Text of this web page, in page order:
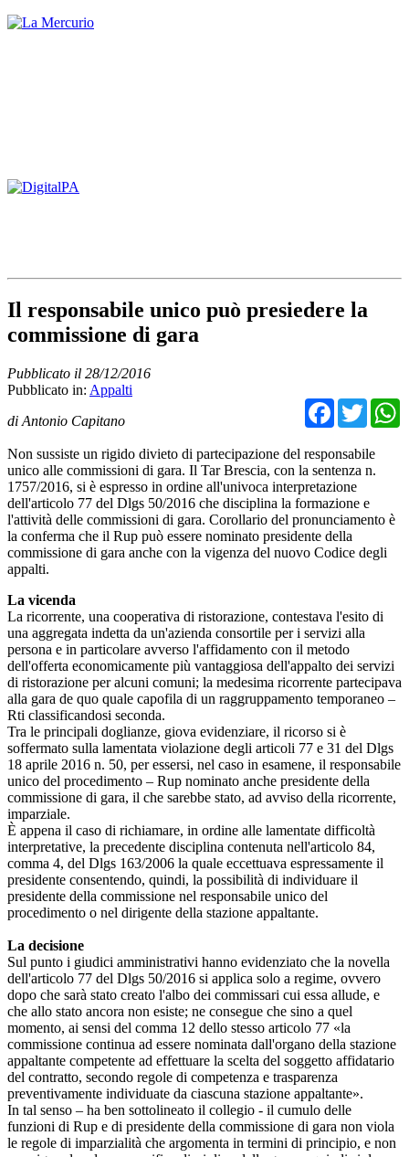
Il responsabile unico può presiedere la
commissione di gara
Pubblicato il 28/12/2016
Pubblicato in: Appalti
di Antonio Capitano
Non sussiste un rigido divieto di partecipazione del responsabile
unico alle commissioni di gara. Il Tar Brescia, con la sentenza n.
1757/2016, si è espresso in ordine all'univoca interpretazione
dell'articolo 77 del Dlgs 50/2016 che disciplina la formazione e
l'attività delle commissioni di gara. Corollario del pronunciamento è
la conferma che il Rup può essere nominato presidente della
commissione di gara anche con la vigenza del nuovo Codice degli
appalti.
La vicenda
La ricorrente, una cooperativa di ristorazione, contestava l'esito di
una aggregata indetta da un'azienda consortile per i servizi alla
persona e in particolare avverso l'affidamento con il metodo
dell'offerta economicamente più vantaggiosa dell'appalto dei servizi
di ristorazione per alcuni comuni; la medesima ricorrente partecipava
alla gara de quo quale capofila di un raggruppamento temporaneo –
Rti classificandosi seconda.
Tra le principali doglianze, giova evidenziare, il ricorso si è
soffermato sulla lamentata violazione degli articoli 77 e 31 del Dlgs
18 aprile 2016 n. 50, per essersi, nel caso in esamene, il responsabile
unico del procedimento – Rup nominato anche presidente della
commissione di gara, il che sarebbe stato, ad avviso della ricorrente,
imparziale.
È appena il caso di richiamare, in ordine alle lamentate difficoltà
interpretative, la precedente disciplina contenuta nell'articolo 84,
comma 4, del Dlgs 163/2006 la quale eccettuava espressamente il
presidente consentendo, quindi, la possibilità di individuare il
presidente della commissione nel responsabile unico del
procedimento o nel dirigente della stazione appaltante.
La decisione
Sul punto i giudici amministrativi hanno evidenziato che la novella
dell'articolo 77 del Dlgs 50/2016 si applica solo a regime, ovvero
dopo che sarà stato creato l'albo dei commissari cui essa allude, e
che allo stato ancora non esiste; ne consegue che sino a quel
momento, ai sensi del comma 12 dello stesso articolo 77 «la
commissione continua ad essere nominata dall'organo della stazione
appaltante competente ad effettuare la scelta del soggetto affidatario
del contratto, secondo regole di competenza e trasparenza
preventivamente individuate da ciascuna stazione appaltante».
In tal senso – ha ben sottolineato il collegio - il cumulo delle
funzioni di Rup e di presidente della commissione di gara non viola
le regole di imparzialità che argomenta in termini di principio, e non